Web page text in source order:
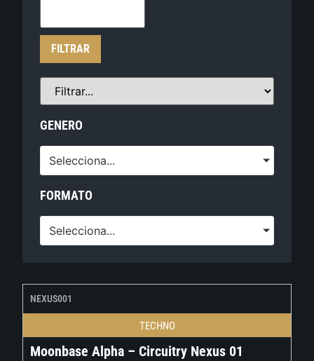
FILTRAR
GENERO
Selecciona...
FORMATO
Selecciona...
NEXUS001
TECHNO
Moonbase Alpha – Circuitry Nexus 01